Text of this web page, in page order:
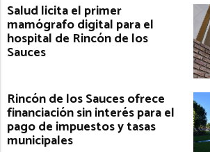
Salud licita el primer
mamógrafo digital para el
hospital de Rincón de los
Sauces
Rincón de los Sauces ofrece
financiación sin interés para el
pago de impuestos y tasas
municipales